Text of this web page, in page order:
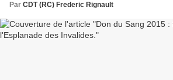
Par CDT (RC) Frederic Rignault